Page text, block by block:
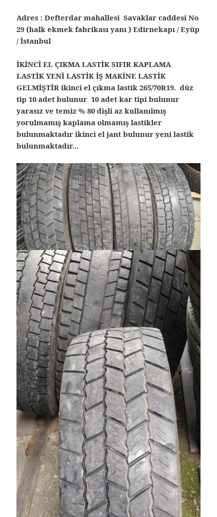
Adres : Defterdar mahallesi Savaklar caddesi No
29 (halk ekmek fabrikası yanı ) Edirnekapı / Eyüp
/ İstanbul
İKİNCİ EL ÇIKMA LASTİK SIFIR KAPLAMA
LASTİK YENİ LASTİK İŞ MAKİNE LASTİK
GELMİŞTİR ikinci el çıkma lastik 265/70R19. düz
tip 10 adet bulunur 10 adet kar tipi bulunur
yarasız ve temiz % 80 dişli az kullanılmış
yorulmamış kaplama olmamış lastikler
bulunmaktadır ikinci el jant bulunur yeni lastik
bulunmaktadır…